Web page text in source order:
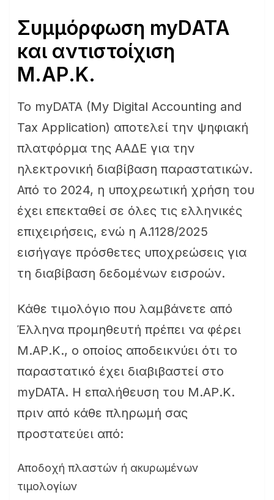
Συμμόρφωση myDATA
και αντιστοίχιση
Μ.ΑΡ.Κ.
Το myDATA (My Digital Accounting and
Tax Application) αποτελεί την ψηφιακή
πλατφόρμα της ΑΑΔΕ για την
ηλεκτρονική διαβίβαση παραστατικών.
Από το 2024, η υποχρεωτική χρήση του
έχει επεκταθεί σε όλες τις ελληνικές
επιχειρήσεις, ενώ η Α.1128/2025
εισήγαγε πρόσθετες υποχρεώσεις για
τη διαβίβαση δεδομένων εισροών.
Κάθε τιμολόγιο που λαμβάνετε από
Έλληνα προμηθευτή πρέπει να φέρει
Μ.ΑΡ.Κ., ο οποίος αποδεικνύει ότι το
παραστατικό έχει διαβιβαστεί στο
myDATA. Η επαλήθευση του Μ.ΑΡ.Κ.
πριν από κάθε πληρωμή σας
προστατεύει από:
Αποδοχή πλαστών ή ακυρωμένων
τιμολογίων